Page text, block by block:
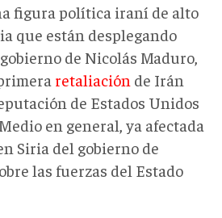
figura política iraní de alto
que están desplegando
de Nicolás Maduro,
retaliación de Irán
de Estados Unidos
en general, ya afectada
Siria del gobierno de
las fuerzas del Estado